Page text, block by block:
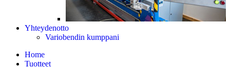
Yhteydenotto
Variobendin kumppani
Home
Tuotteet